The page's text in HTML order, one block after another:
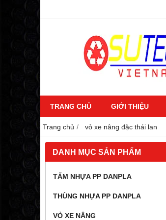
TRANG CHỦ GIỚI THIỆU
Trang chủ vỏ xe nâng đặc thái lan
DANH MỤC SẢN PHẨM
TẤM NHỰA PP DANPLA
THÙNG NHỰA PP DANPLA
VỎ XE NÂNG